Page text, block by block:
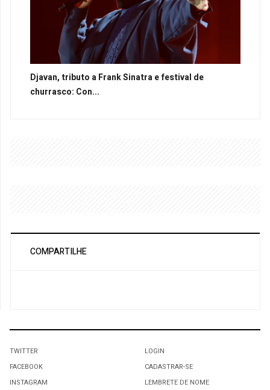
Djavan, tributo a Frank Sinatra e festival de
churrasco: Con...
COMPARTILHE
TWITTER
FACEBOOK
INSTAGRAM
LOGIN
CADASTRAR-SE
LEMBRETE DE NOME